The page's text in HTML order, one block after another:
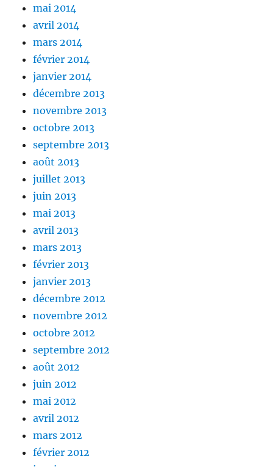
mai 2014
avril 2014
mars 2014
février 2014
janvier 2014
décembre 2013
novembre 2013
octobre 2013
septembre 2013
août 2013
juillet 2013
juin 2013
mai 2013
avril 2013
mars 2013
février 2013
janvier 2013
décembre 2012
novembre 2012
octobre 2012
septembre 2012
août 2012
juin 2012
mai 2012
avril 2012
mars 2012
février 2012